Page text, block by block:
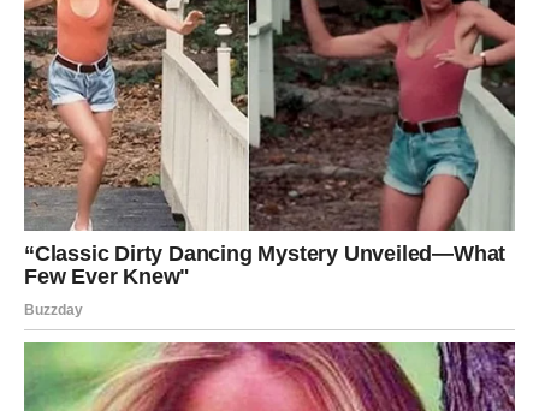
Pred vama su trenuci puni topline i sreće.
Do kraja sedmice mnogim znakovima Zodijaka dolazi
sreća i finansijski uspjeh, ali posebno će blistati Rakovi
koji plivaju u sreći kakvu dugo nisu osjetili i Lavovi te
Jarčevi kojima zvijezde šalju veliki novac i poslovni
uspjeh.
Ovo je period tokom kojeg univerzum pokazuje da poslije
svakog teškog razdoblja dolazi vrijeme kada život počinje
vraćati sve ono što smo dugo čekali i zaslužili.